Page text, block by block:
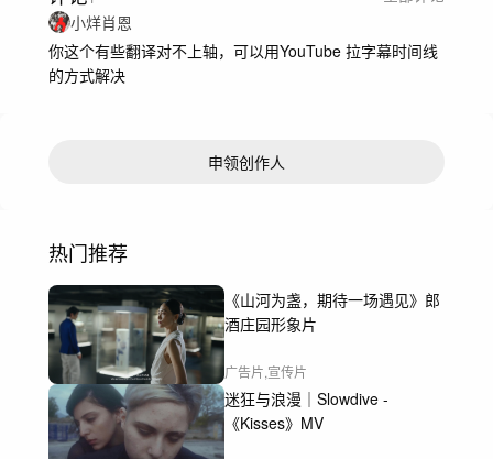
小烊肖恩
你这个有些翻译对不上轴，可以用YouTube 拉字幕时间线
的方式解决
申领创作人
热门推荐
《山河为盏，期待一场遇见》郎
酒庄园形象片
广告片,宣传片
迷狂与浪漫｜Slowdive -
《Kisses》MV